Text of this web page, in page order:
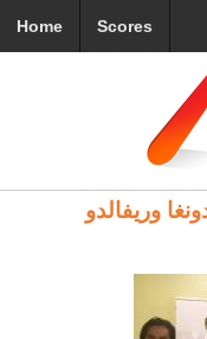
Home Scores
وريفالدو